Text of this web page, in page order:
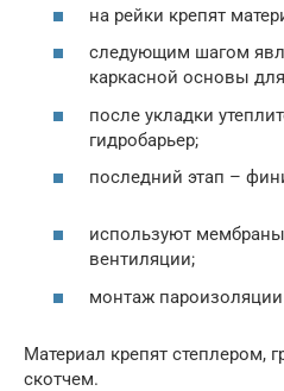
на рейки крепят
следующим шагом
каркасной основы
после укладки
гидробарьер;
последний этап –
используют
вентиляции;
монтаж
Материал крепят степлером,
скотчем.